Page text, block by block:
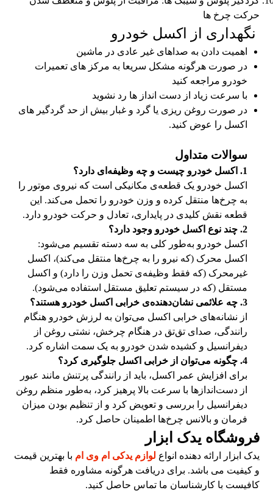
حرکت چرخ ها
نگهداری از اکسل خودرو
اهمیت دادن به صداهای غیر عادی در ماشین
در صورت هرگونه مشکل سریعا به مرکز های تعمیرات
خودرو مراجعه کنید
با سرعت زیاد از دست انداز ها رد نشوید
در صورت روغن ریزی یا گرد و غبار بیش از حد گردگیر های
اکسل را عوض کنید.
سوالات متداول
1. اکسل خودرو چیست و چه وظیفه‌ای دارد؟
اکسل خودرو یک قطعه‌ی مکانیکی است که نیروی موتور را
به چرخ‌ها منتقل کرده و وزن خودرو را تحمل می‌کند. این
قطعه نقش کلیدی در پایداری، تعادل و حرکت خودرو دارد.
2. چند نوع اکسل خودرو وجود دارد؟
اکسل خودرو به‌طور کلی به سه دسته تقسیم می‌شود:
اکسل محرک (که نیرو را به چرخ‌ها منتقل می‌کند)، اکسل
غیرمحرک (که فقط وظیفه‌ی تحمل وزن را دارد) و اکسل
مستقل (که در سیستم تعلیق مستقل استفاده می‌شود).
3. چه علائمی نشان‌دهنده‌ی خرابی اکسل خودرو هستند؟
از نشانه‌های خرابی اکسل می‌توان به لرزش خودرو هنگام
رانندگی، صدای تق‌تق در هنگام چرخش، نشتی روغن از
دیفرانسیل و کشیده شدن خودرو به یک سمت اشاره کرد.
4. چگونه می‌توان از خرابی اکسل جلوگیری کرد؟
برای افزایش عمر اکسل، باید از رانندگی پرتنش مانند عبور
از دست‌اندازها با سرعت بالا پرهیز کرد، به‌طور منظم روغن
دیفرانسیل را بررسی و تعویض کرد و از تنظیم بودن میزان
فرمان و بالانس چرخ‌ها اطمینان حاصل کرد.
فروشگاه یدک ابزار
یدک ابزار ارائه دهنده انواع لوازم یدکی ام وی ام با بهترین قیمت
و کیفیت می باشد. برای دریافت هرگونه مشاوره فقط
کافیست با کارشناسان ما تماس حاصل کنید.